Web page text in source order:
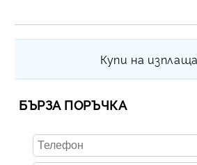
Купи на
БЪРЗА ПОРЪЧКА